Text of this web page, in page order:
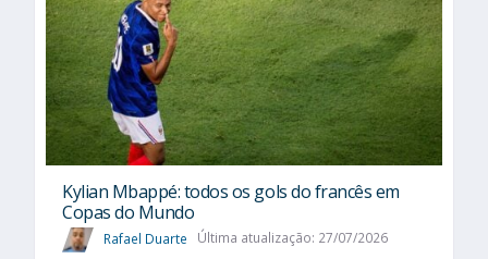
Kylian Mbappé: todos os gols do francês em
Copas do Mundo
Rafael Duarte Última atualização: 27/07/2026